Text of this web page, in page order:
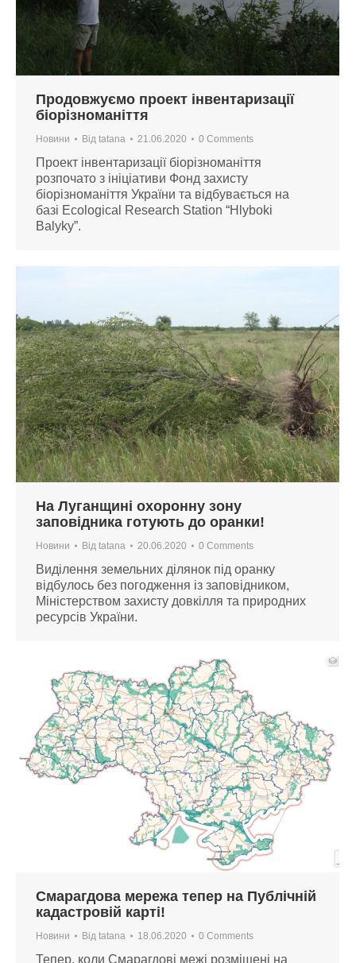
Продовжуємо проект інвентаризації
біорізноманіття
Новини Від tatana 21.06.2020 0 Comments
Проект інвентаризації біорізноманіття
розпочато з ініціативи Фонд захисту
біорізноманіття України та відбувається на
базі Ecological Research Station “Hlyboki
Balyky”.
На Луганщині охоронну зону
заповідника готують до оранки!
Новини Від tatana 20.06.2020 0 Comments
Виділення земельних ділянок під оранку
відбулось без погодження із заповідником,
Міністерством захисту довкілля та природних
ресурсів України.
Смарагдова мережа тепер на Публічній
кадастровій карті!
Новини Від tatana 18.06.2020 0 Comments
Тепер, коли Смарагдові межі розміщені на